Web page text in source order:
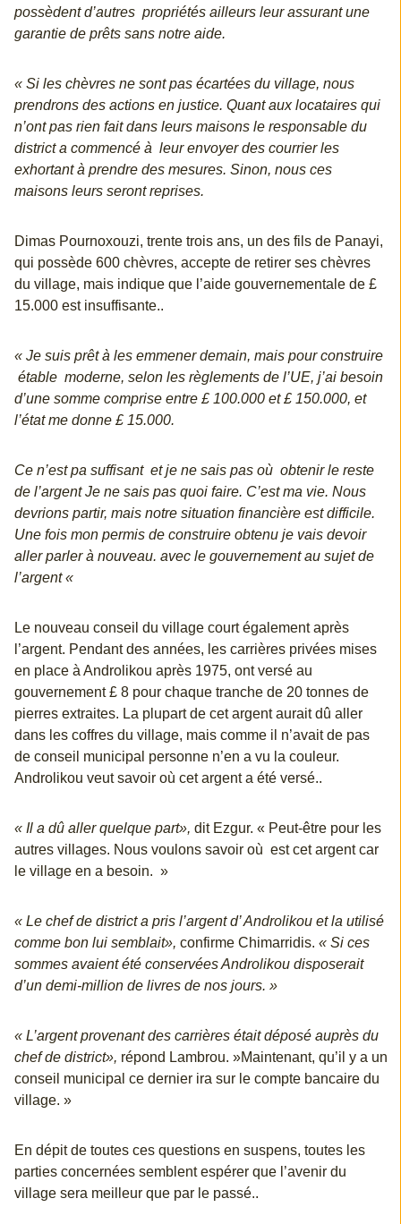
possèdent d’autres propriétés ailleurs leur assurant une
garantie de prêts sans notre aide.
« Si les chèvres ne sont pas écartées du village, nous
prendrons des actions en justice. Quant aux locataires qui
n’ont pas rien fait dans leurs maisons le responsable du
district a commencé à leur envoyer des courrier les
exhortant à prendre des mesures. Sinon, nous ces
maisons leurs seront reprises.
Dimas Pournoxouzi, trente trois ans, un des fils de Panayi,
qui possède 600 chèvres, accepte de retirer ses chèvres
du village, mais indique que l’aide gouvernementale de £
15.000 est insuffisante..
« Je suis prêt à les emmener demain, mais pour construire
étable moderne, selon les règlements de l’UE, j’ai besoin
d’une somme comprise entre £ 100.000 et £ 150.000, et
l’état me donne £ 15.000.
Ce n’est pa suffisant et je ne sais pas où obtenir le reste
de l’argent Je ne sais pas quoi faire. C’est ma vie. Nous
devrions partir, mais notre situation financière est difficile.
Une fois mon permis de construire obtenu je vais devoir
aller parler à nouveau. avec le gouvernement au sujet de
l’argent «
Le nouveau conseil du village court également après
l’argent. Pendant des années, les carrières privées mises
en place à Androlikou après 1975, ont versé au
gouvernement £ 8 pour chaque tranche de 20 tonnes de
pierres extraites. La plupart de cet argent aurait dû aller
dans les coffres du village, mais comme il n’avait de pas
de conseil municipal personne n’en a vu la couleur.
Androlikou veut savoir où cet argent a été versé..
« Il a dû aller quelque part», dit Ezgur. « Peut-être pour les
autres villages. Nous voulons savoir où est cet argent car
le village en a besoin. »
« Le chef de district a pris l’argent d’ Androlikou et la utilisé
comme bon lui semblait», confirme Chimarridis. « Si ces
sommes avaient été conservées Androlikou disposerait
d’un demi-million de livres de nos jours. »
« L’argent provenant des carrières était déposé auprès du
chef de district», répond Lambrou. »Maintenant, qu’il y a un
conseil municipal ce dernier ira sur le compte bancaire du
village. »
En dépit de toutes ces questions en suspens, toutes les
parties concernées semblent espérer que l’avenir du
village sera meilleur que par le passé..